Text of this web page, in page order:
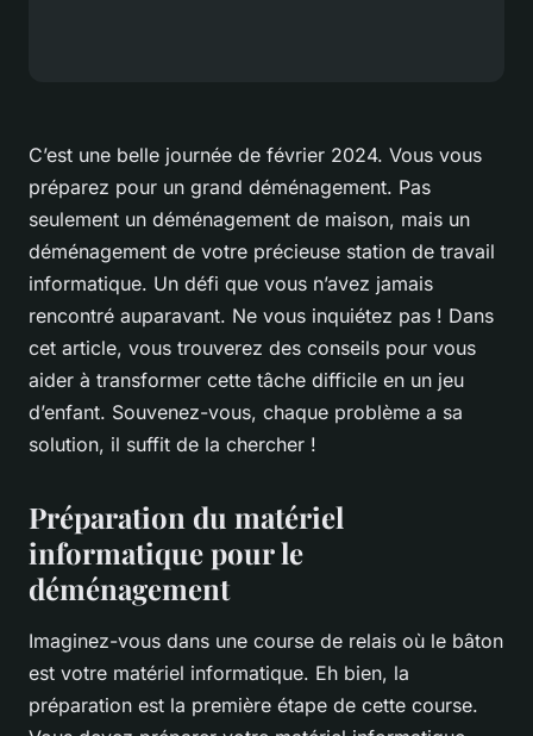
C’est une belle journée de février 2024. Vous vous
préparez pour un grand déménagement. Pas
seulement un déménagement de maison, mais un
déménagement de votre précieuse station de travail
informatique. Un défi que vous n’avez jamais
rencontré auparavant. Ne vous inquiétez pas ! Dans
cet article, vous trouverez des conseils pour vous
aider à transformer cette tâche difficile en un jeu
d’enfant. Souvenez-vous, chaque problème a sa
solution, il suffit de la chercher !
Préparation du matériel
informatique pour le
déménagement
Imaginez-vous dans une course de relais où le bâton
est votre matériel informatique. Eh bien, la
préparation est la première étape de cette course.